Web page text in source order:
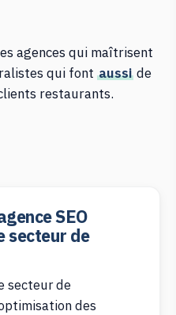
agences qui maîtrisent
qui font aussi de
restaurants.
SEO
secteur de
secteur de
des